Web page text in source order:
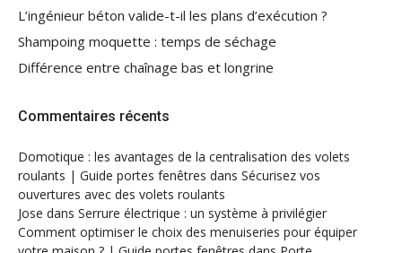
L’ingénieur béton valide-t-il les plans d’exécution ?
Shampoing moquette : temps de séchage
Différence entre chaînage bas et longrine
Commentaires récents
Domotique : les avantages de la centralisation des volets
roulants | Guide portes fenêtres dans Sécurisez vos
ouvertures avec des volets roulants
Jose dans Serrure électrique : un système à privilégier
Comment optimiser le choix des menuiseries pour équiper